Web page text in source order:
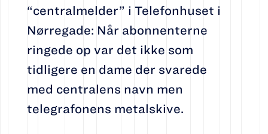
“centralmelder” i Telefonhuset i
Nørregade: Når abonnenterne
ringede op var det ikke som
tidligere en dame der svarede
med centralens navn men
telegrafonens metalskive.